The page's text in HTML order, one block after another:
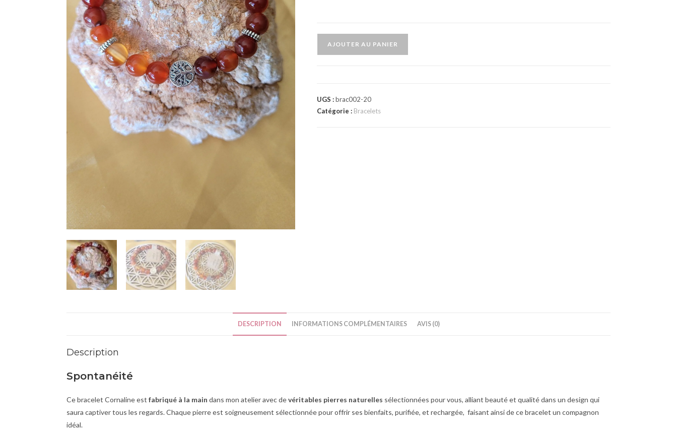
AJOUTER AU PANIER
e
r
UGS :brac002-20
Catégorie : Bracelets
DESCRIPTION INFORMATIONS COMPLÉMENTAIRES AVIS (0)
Description
Spontanéité
Ce bracelet Cornaline est fabriqué à la main dans mon atelier avec devéritables pierres naturelles sélectionnées pour vous, alliant beauté et qualité dans un design qui
saura captiver tous les regards. Chaque pierre est soigneusement sélectionnée pour offrir ses bienfaits, purifiée, et rechargée, faisant ainsi de ce bracelet un compagnon
idéal.